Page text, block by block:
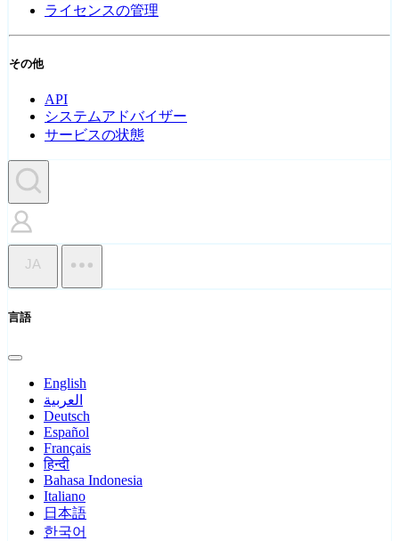
ライセンスの管理
その他
API
システムアドバイザー
サービスの状態
JA
言語
English
العربية
Deutsch
Español
Français
हिन्दी
Bahasa Indonesia
Italiano
日本語
한국어